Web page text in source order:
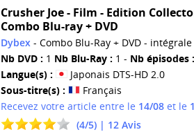
Crusher Joe - Film - Edition
Combo Blu-ray + DVD
Dybex - Combo Blu-Ray + DVD - intégrale
Nb DVD : 1 Nb Blu-Ray : 1 - Nb épisodes :
Langue(s) :
Japonais DTS-HD 2.0
Sous-titre(s) :
Français
Recevez votre article entre le 14/08et le
(4/5) | 12Avis